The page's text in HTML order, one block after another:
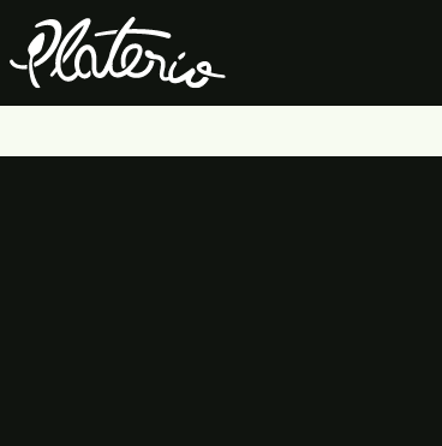
content